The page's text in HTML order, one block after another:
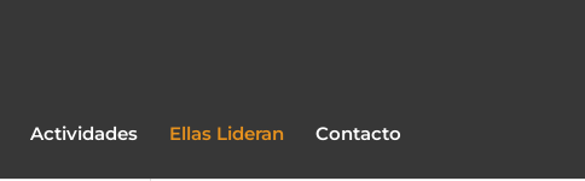
Actividades Ellas Lideran Contacto